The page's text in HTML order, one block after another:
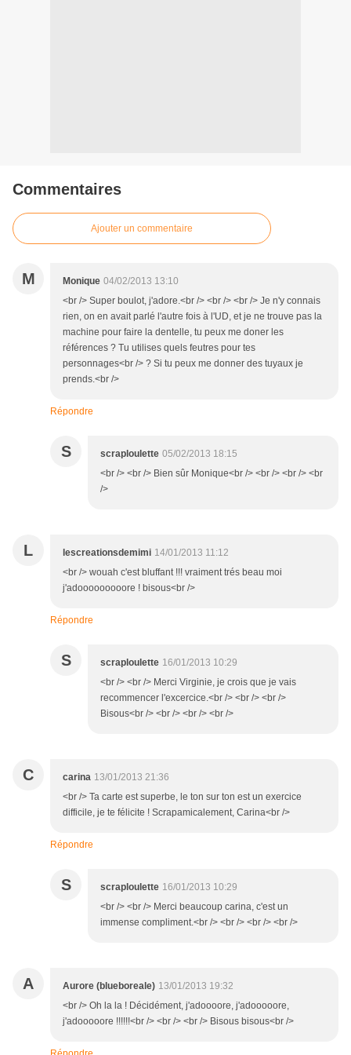
Commentaires
Ajouter un commentaire
M Monique 04/02/2013 13:10
<br /> Super boulot, j'adore.<br /> <br /> <br /> Je n'y connais
rien, on en avait parlé l'autre fois à l'UD, et je ne trouve pas la
machine pour faire la dentelle, tu peux me doner les
références ? Tu utilises quels feutres pour tes
personnages<br /> ? Si tu peux me donner des tuyaux je
prends.<br />
Répondre
S scraploulette 05/02/2013 18:15
<br /> <br /> Bien sûr Monique<br /> <br /> <br /> <br
/>
L lescreationsdemimi 14/01/2013 11:12
<br /> wouah c'est bluffant !!! vraiment trés beau moi
j'adooooooooore ! bisous<br />
Répondre
S scraploulette 16/01/2013 10:29
<br /> <br /> Merci Virginie, je crois que je vais
recommencer l'excercice.<br /> <br /> <br />
Bisous<br /> <br /> <br /> <br />
C carina 13/01/2013 21:36
<br /> Ta carte est superbe, le ton sur ton est un exercice
difficile, je te félicite ! Scrapamicalement, Carina<br />
Répondre
S scraploulette 16/01/2013 10:29
<br /> <br /> Merci beaucoup carina, c'est un
immense compliment.<br /> <br /> <br /> <br />
A Aurore (blueboreale) 13/01/2013 19:32
<br /> Oh la la ! Décidément, j'adoooore, j'adooooore,
j'adooooore !!!!!!<br /> <br /> <br /> Bisous bisous<br />